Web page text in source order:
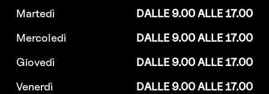
Martedì
DALLE 9.00 ALLE 17.00
Mercoledì
DALLE 9.00 ALLE 17.00
Giovedì
DALLE 9.00 ALLE 17.00
Venerdì
DALLE 9.00 ALLE 17.00